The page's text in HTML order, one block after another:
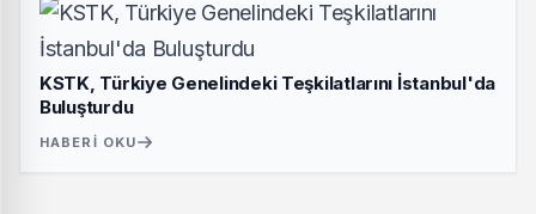
KSTK, Türkiye Genelindeki Teşkilatlarını İstanbul'da
Buluşturdu
HABERI OKU